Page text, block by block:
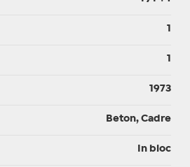
1
1
1973
Beton, Cadre
In bloc